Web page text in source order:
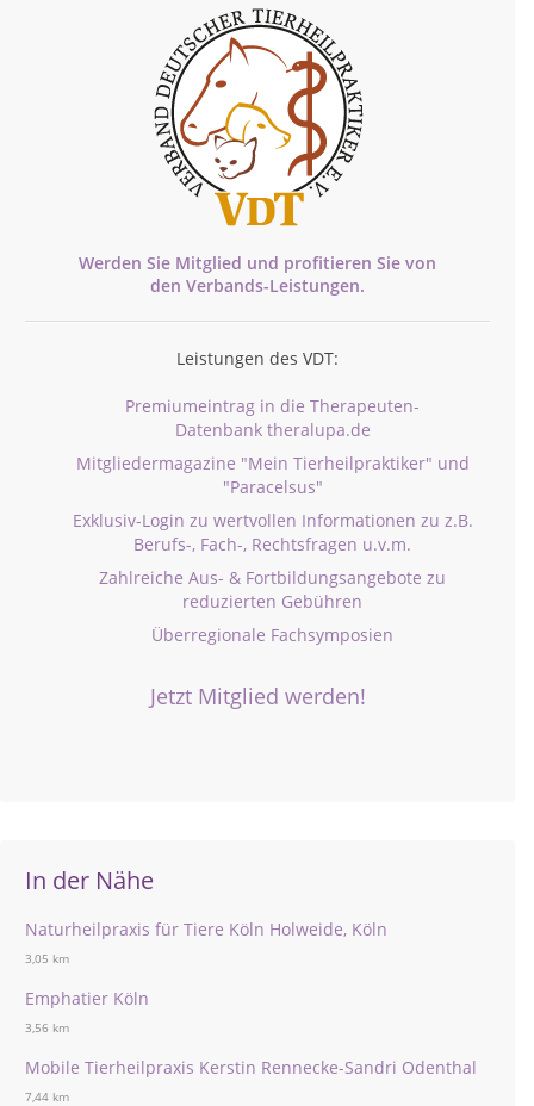
Werden Sie Mitglied und profitieren Sie von
den Verbands-Leistungen.
Leistungen des VDT:
Premiumeintrag in die Therapeuten-
Datenbank theralupa.de
Mitgliedermagazine "Mein Tierheilpraktiker" und
"Paracelsus"
Exklusiv-Login zu wertvollen Informationen zu z.B.
Berufs-, Fach-, Rechtsfragen u.v.m.
Zahlreiche Aus- & Fortbildungsangebote zu
reduzierten Gebühren
Überregionale Fachsymposien
Jetzt Mitglied werden!
In der Nähe
Naturheilpraxis für Tiere Köln Holweide, Köln
3,05 km
Emphatier Köln
3,56 km
Mobile Tierheilpraxis Kerstin Rennecke-Sandri Odenthal
7,44 km